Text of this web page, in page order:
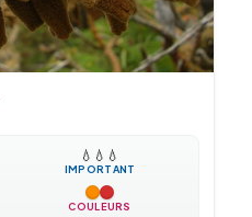
💧 💧 💧
IMPORTANT
COULEURS